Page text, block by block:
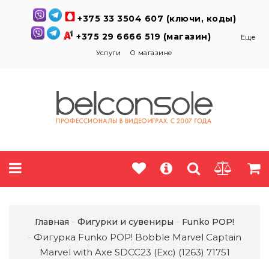
+375 33 3504 607 (ключи, коды)
+375 29 6666 519 (магазин)
Еще
Услуги
О магазине
Главная Фигурки и сувениры Funko POP!
Фигурка Funko POP! Bobble Marvel Captain
Marvel with Axe SDCC23 (Exc) (1263) 71751